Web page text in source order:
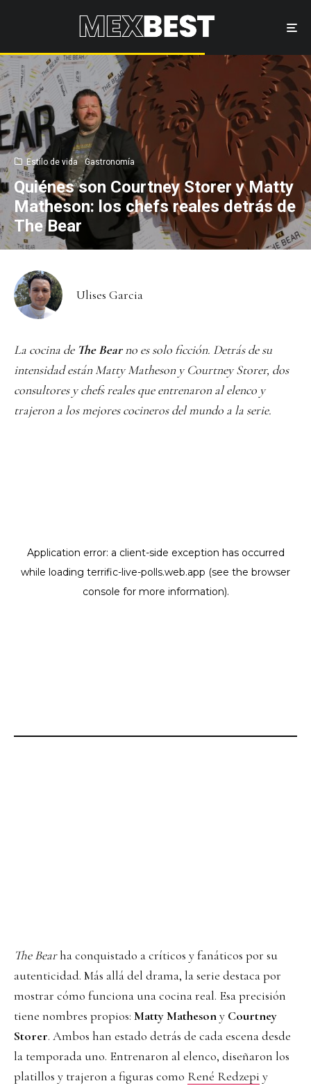
Estilo de vida Gastronomía
Quiénes son Courtney Storer y Matty
Matheson: los chefs reales detrás de
The Bear
Ulises Garcia
La cocina de The Bearno es solo ficción. Detrás de su
intensidad están Matty Matheson y Courtney Storer, dos
consultores y chefs reales que entrenaron al elenco y
trajeron a los mejores cocineros del mundo a la serie.
The Bearha conquistado a críticos y fanáticos por su
autenticidad. Más allá del drama, la serie destaca por
mostrar cómo funciona una cocina real. Esa precisión
tiene nombres propios: Matty Mathesony Courtney
Storer. Ambos han estado detrás de cada escena desde
la temporada uno. Entrenaron al elenco, diseñaron los
platillos y trajeron a figuras como René Redzepi y